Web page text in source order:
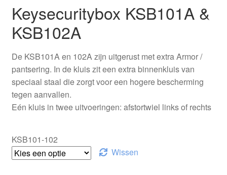
ing
Keysecuritybox KSB101A &
KSB102A
De KSB101A en 102A zijn uitgerust met extra Armor /
pantsering. In de kluis zit een extra binnenkluis van
speciaal staal die zorgt voor een hogere bescherming
tegen aanvallen.
Eén kluis in twee uitvoeringen: afstortwiel links of rechts
KSB101-102
Wissen